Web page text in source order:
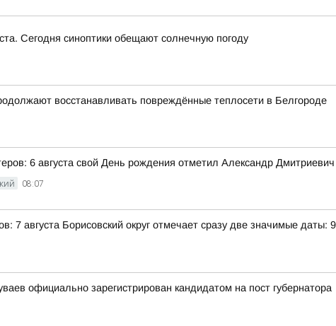
Сегодня синоптики обещают солнечную погоду
восстанавливать повреждённые теплосети в Белгороде
6 августа свой День рождения отметил Александр
08:07
7 августа Борисовский округ отмечает сразу две значимые
официально зарегистрирован кандидатом на пост губернатора